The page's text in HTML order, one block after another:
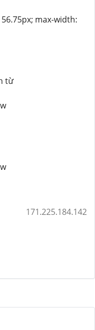
max-width:
từ
171.225.184.142